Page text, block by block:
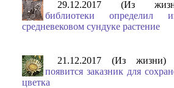
29.12.2017 (Из
библиотеки определил
средневековом сундуке растение
21.12.2017 (Из
появится заказник для
цветка